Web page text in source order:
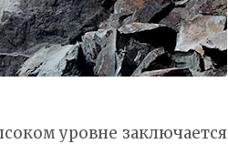
уровне заключается